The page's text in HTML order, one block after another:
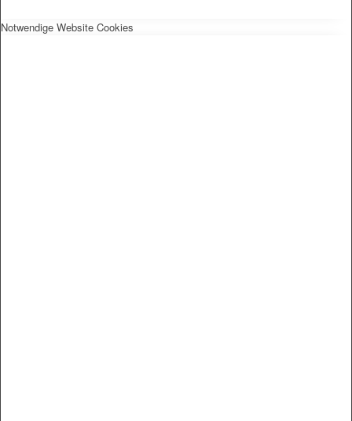
Notwendige Website Cookies